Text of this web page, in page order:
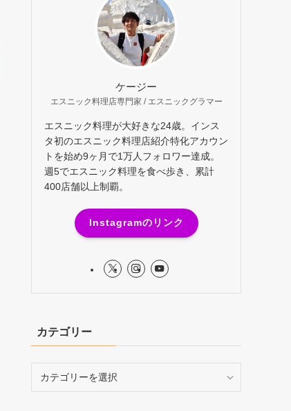
ケージー
エスニック料理店専門家 / エスニックグラマー
エスニック料理が大好きな24歳。インス
タ初のエスニック料理店紹介特化アカウン
トを始め9ヶ月で1万人フォロワー達成。
週5でエスニック料理を食べ歩き、累計
400店舗以上制覇。
Instagramのリンク
カテゴリー